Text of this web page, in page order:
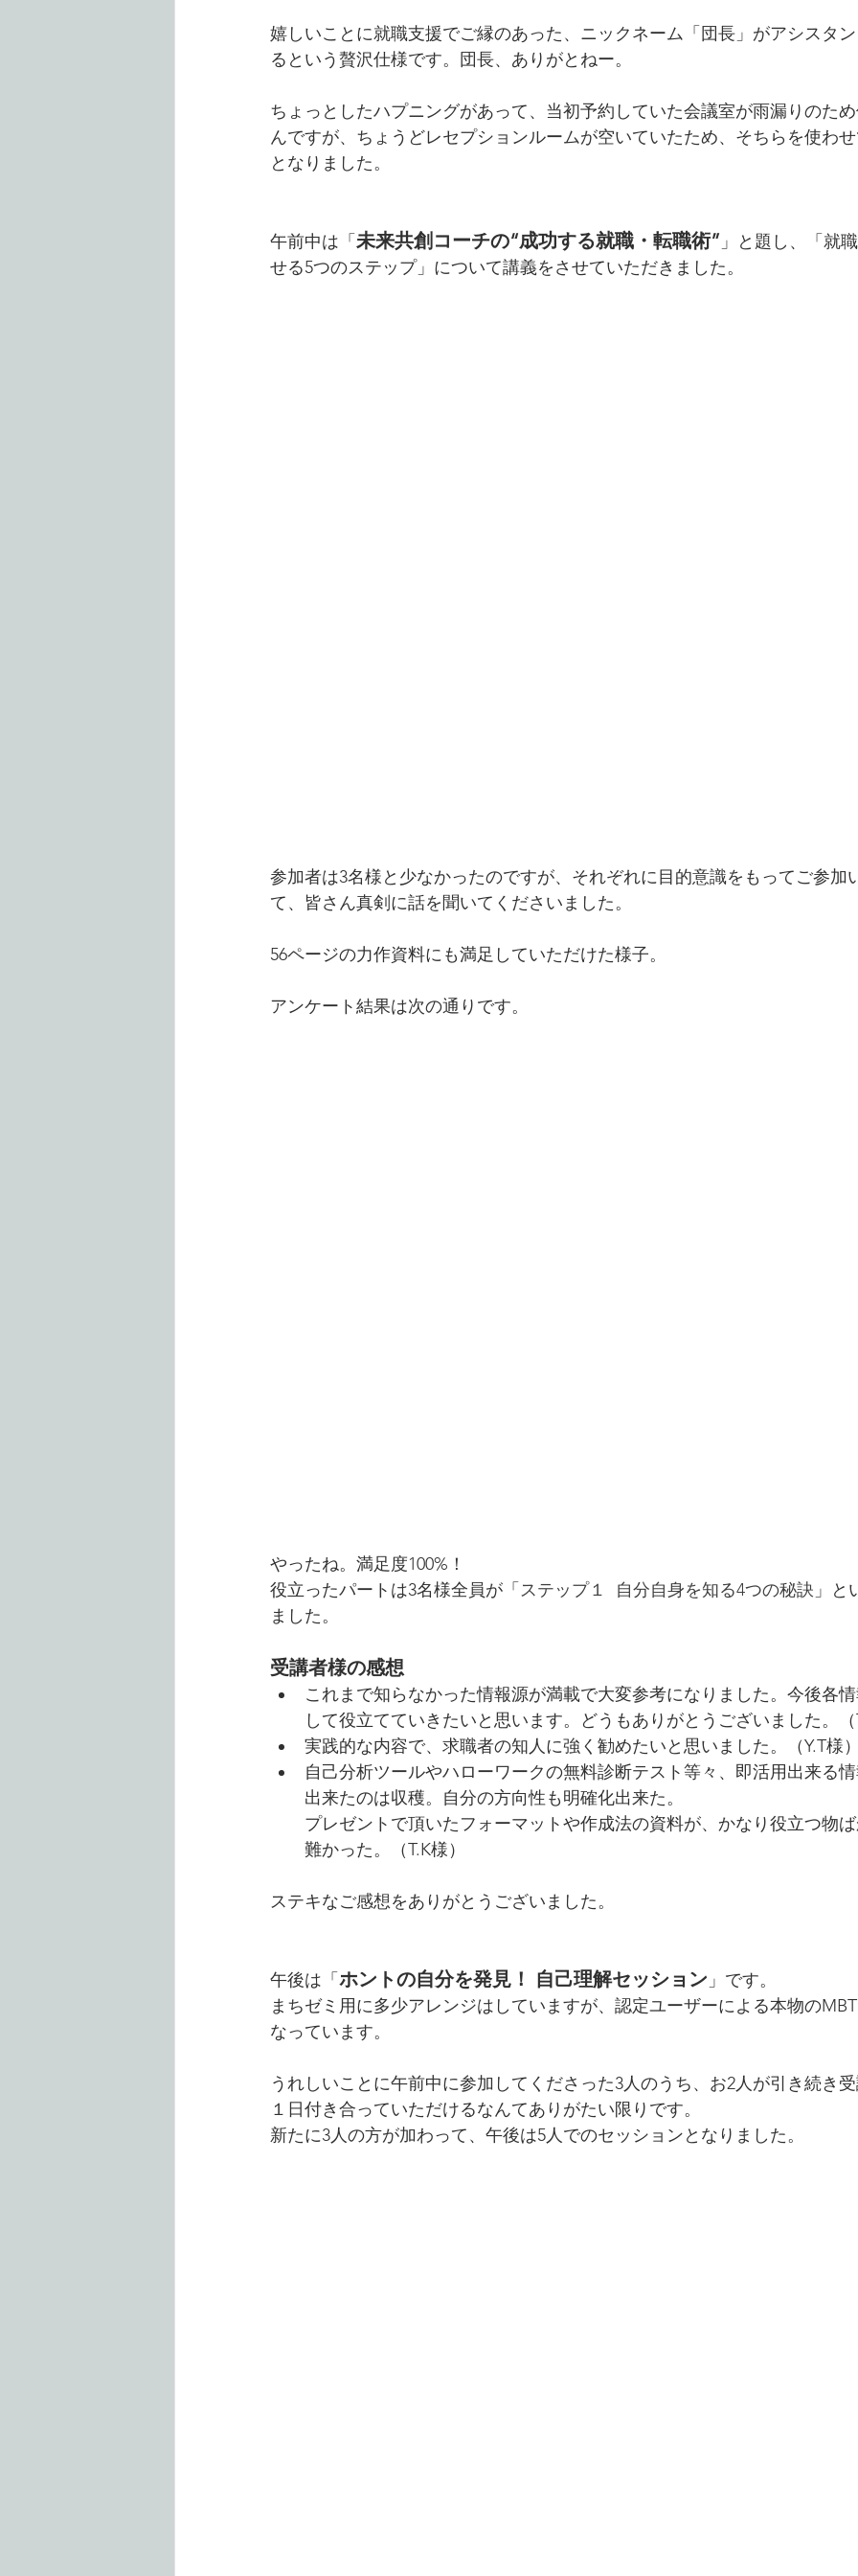
嬉しいことに就職支援でご縁のあった、ニックネーム「団長」がアシスタ
るという贅沢仕様です。団長、ありがとねー。
ちょっとしたハプニングがあって、当初予約していた会議室が雨漏りのた
んですが、ちょうどレセプションルームが空いていたため、そちらを使わ
となりました。
午前中は「 未来共創コーチの“成功する就職・転職術” 」と題し、「就
せる5つのステップ」について講義をさせていただきました。
参加者は3名様と少なかったのですが、それぞれに目的意識をもってご参加
て、皆さん真剣に話を聞いてくださいました。
56ページの力作資料にも満足していただけた様子。
アンケート結果は次の通りです。
やったね。満足度100%！
役立ったパートは3名様全員が「 ステップ１  自分自身を知る4つの秘訣 」と
ました。
受講者様の感想
これまで知らなかった情報源が満載で大変参考になりました。今後各
して役立てていきたいと思います。どうもありがとうございました。（
実践的な内容で、求職者の知人に強く勧めたいと思いました。（Y.T様）
自己分析ツールやハローワークの無料診断テスト等々、即活用出来る
出来たのは収穫。自分の方向性も明確化出来た。
プレゼントで頂いたフォーマットや作成法の資料が、かなり役立つ物
難かった。（T.K様）
ステキなご感想をありがとうございました。
午後は「 ホントの自分を発見！ 自己理解セッション 」です。
まちゼミ用に多少アレンジはしていますが、認定ユーザーによる本物の
なっています。
うれしいことに午前中に参加してくださった3人のうち、お2人が引き続き受
１日付き合っていただけるなんてありがたい限りです。
新たに3人の方が加わって、午後は5人でのセッションとなりました。